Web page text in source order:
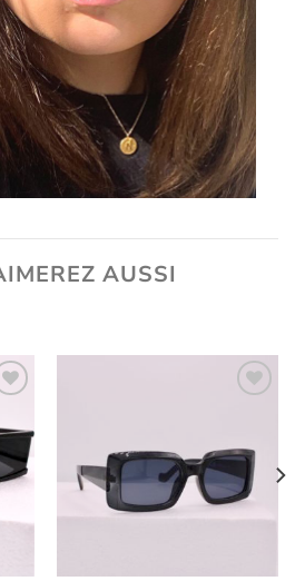
AUSSI
Ajouter
aux
favoris